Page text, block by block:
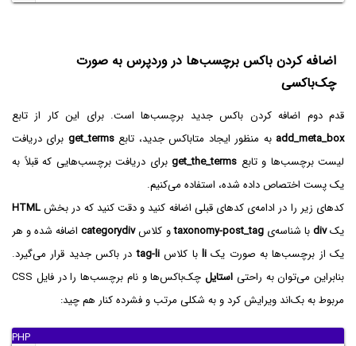
اضافه کردن باکس برچسب‌ها در وردپرس به صورت
چک‌باکسی
قدم دوم اضافه کردن باکس جدید برچسب‌ها است. برای این کار از تابع
add_meta_box به منظور ایجاد متاباکس جدید، تابعget_terms برای دریافت
لیست برچسب‌ها و تابع get_the_terms برای دریافت برچسب‌هایی که قبلاً به
یک پست اختصاص داده شده، استفاده می‌کنیم.
کد‌های زیر را در ادامه‌ی کدهای قبلی اضافه کنید و دقت کنید که در بخشHTML
یکdiv‌با شناسه‌یtaxonomy-post_tagو کلاسcategorydivاضافه شده و هر
یک از برچسب‌ها به صورت یکli با کلاسtag-liدر باکس جدید قرار می‌گیرد.
بنابراین می‌توان به راحتی استایل
مربوط به بک‌اند ویرایش کرد و به شکلی مرتب و فشرده کنار هم چید: